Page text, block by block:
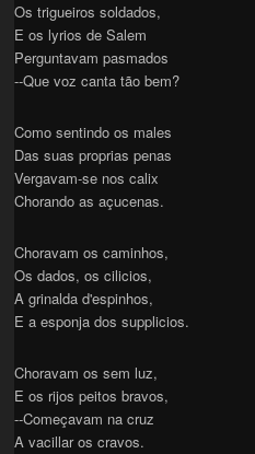
Os trigueiros soldados,
E os lyrios de Salem
Perguntavam pasmados
--Que voz canta tão bem?
Como sentindo os males
Das suas proprias penas
Vergavam-se nos calix
Chorando as açucenas.
Choravam os caminhos,
Os dados, os cilicios,
A grinalda d'espinhos,
E a esponja dos supplicios.
Choravam os sem luz,
E os rijos peitos bravos,
--Começavam na cruz
A vacillar os cravos.